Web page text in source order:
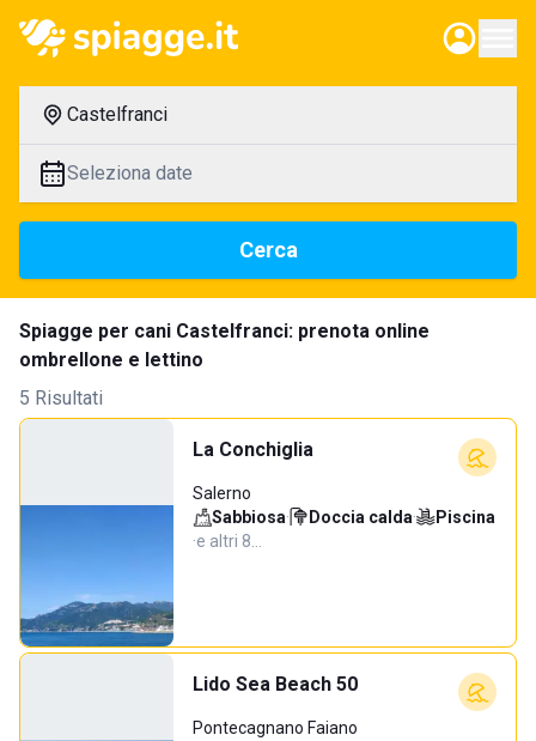
Castelfranci
Seleziona date
Cerca
Spiagge per cani Castelfranci: prenota online
ombrellone e lettino
5 Risultati
La Conchiglia
Salerno
Sabbiosa· Doccia calda·
Piscina
·e altri 8…
Lido Sea Beach 50
Pontecagnano Faiano